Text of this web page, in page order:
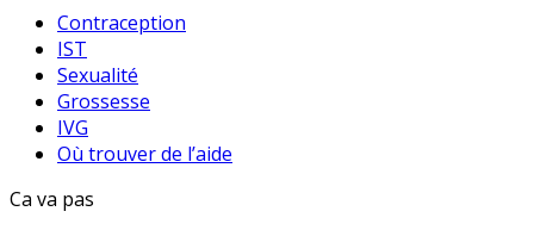
Contraception
IST
Sexualité
Grossesse
IVG
Où trouver de l’aide
Ca va pas